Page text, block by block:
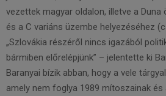
vezettek magyar oldalon, illetve a Duna
és a C variáns üzembe helyezéséhez
„Szlovákia részéről nincs igazából
bármiben előrelépjünk” – jelentette ki
Baranyai bízik abban, hogy a vele
amely nem foglya 1989 mítoszainak